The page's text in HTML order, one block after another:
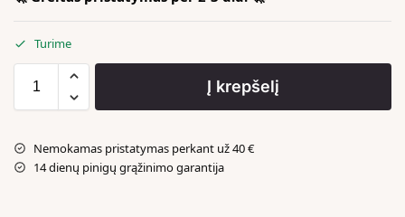
Turime
Į krepšelį
Nemokamas pristatymas perkant už 40 €
14 dienų pinigų grąžinimo garantija